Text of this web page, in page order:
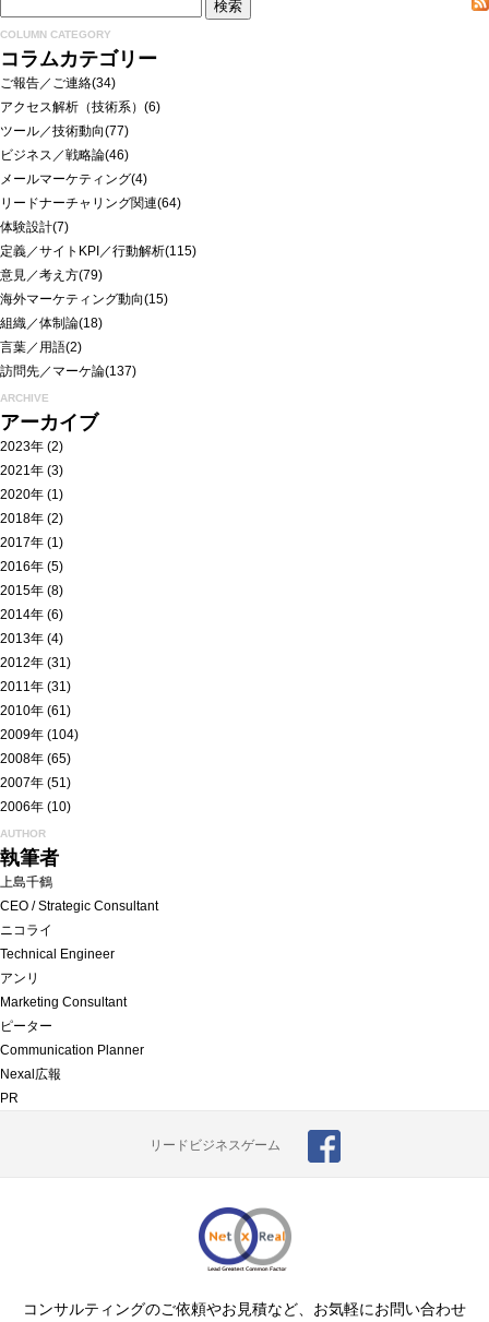
COLUMN CATEGORY
コラムカテゴリー
ご報告／ご連絡(34)
アクセス解析（技術系） (6)
ツール／技術動向(77)
ビジネス／戦略論(46)
メールマーケティング(4)
リードナーチャリング関連(64)
体験設計(7)
定義／サイトKPI／行動解析(115)
意見／考え方(79)
海外マーケティング動向(15)
組織／体制論(18)
言葉／用語(2)
訪問先／マーケ論(137)
ARCHIVE
アーカイブ
2023年 (2)
2021年 (3)
2020年 (1)
2018年 (2)
2017年 (1)
2016年 (5)
2015年 (8)
2014年 (6)
2013年 (4)
2012年 (31)
2011年 (31)
2010年 (61)
2009年 (104)
2008年 (65)
2007年 (51)
2006年 (10)
AUTHOR
執筆者
上島千鶴
CEO / Strategic Consultant
ニコライ
Technical Engineer
アンリ
Marketing Consultant
ピーター
Communication Planner
Nexal広報
PR
リードビジネスゲーム
コンサルティングのご依頼やお見積など、お気軽にお問い合わせ